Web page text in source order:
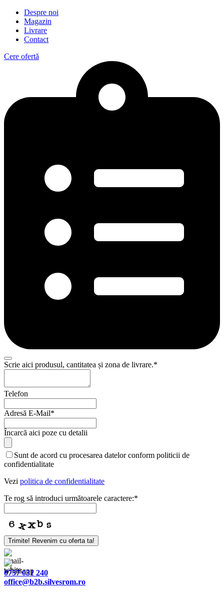
Despre noi
Magazin
Livrare
Contact
Cere ofertă
Scrie aici produsul, cantitatea și zona de livrare.*
Company
Telefon
Adresă E-Mail*
Încarcă aici poze cu detalii
Sunt de acord cu procesarea datelor conform politicii de
confidentialitate
Vezi politica de confidentialitate
Te rog să introduci următoarele caractere:*
Trimite! Revenim cu oferta ta!
0757 031 240
office@b2b.silvesrom.ro